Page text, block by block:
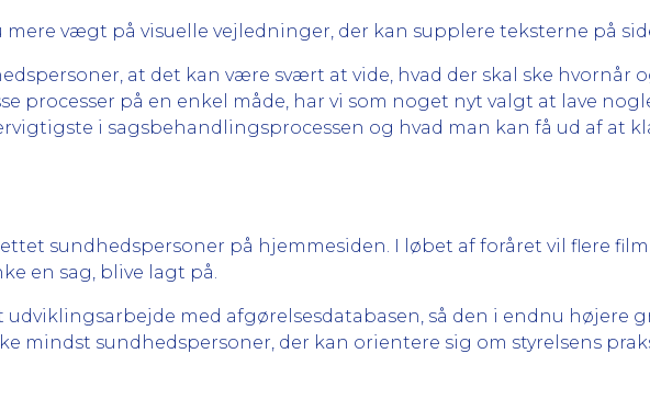
vægt på visuelle vejledninger, der kan supplere teksterne på
at det kan være svært at vide, hvad der skal ske hvornår
processer på en enkel måde, har vi som noget nyt valgt at lave
i sagsbehandlingsprocessen og hvad man kan få ud af at
sundhedspersoner på hjemmesiden. I løbet af foråret vil flere
en sag, blive lagt på.
udviklingsarbejde med afgørelsesdatabasen, så den i endnu højere
mindst sundhedspersoner, der kan orientere sig om styrelsens